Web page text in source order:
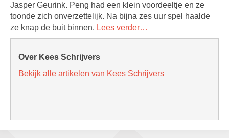
Jasper Geurink. Peng had een klein voordeeltje en ze
toonde zich onverzettelijk. Na bijna zes uur spel haalde
ze knap de buit binnen. Lees verder…
Over Kees Schrijvers
Bekijk alle artikelen van Kees Schrijvers